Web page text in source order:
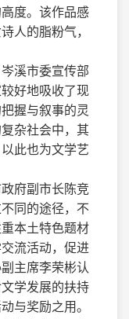
度。该作品感
人的脂粉气，
溪市委宣传部
好地吸收了现
握与叙事的灵
杂社会中，其
此也为文学艺
府副市长陈竞
同的途径，不
本土特色题材
流活动，促进
主席李荣彬认
学发展的扶持
与奖励之用。